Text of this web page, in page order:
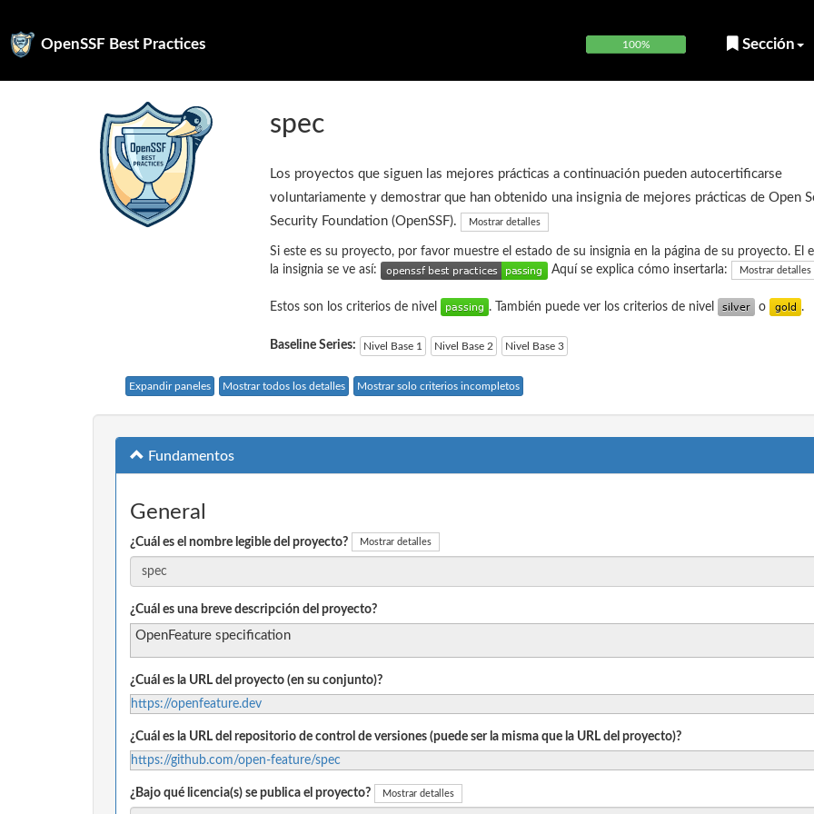
OpenSSF Best Practices 100% Sección
spec
Los proyectos que siguen las mejores prácticas a continuación pueden autocertificarse
voluntariamente y demostrar que han obtenido una insignia de mejores prácticas de Open
Security Foundation (OpenSSF).
Mostrar detalles
Si este es su proyecto, por favor muestre el estado de su insignia en la página de su proyecto. El
la insignia se ve así:
Aquí se explica cómo insertarla: Mostrar detalles
Estos son los criterios de nivel . También puede ver los criterios de nivel o .
Baseline Series: Nivel Base 1 Nivel Base 2 Nivel Base 3
Expandir paneles Mostrar todos los detalles Mostrar solo criterios incompletos
Fundamentos
General
¿Cuál es el nombre legible del proyecto? Mostrar detalles
¿Cuál es una breve descripción del proyecto?
OpenFeature specification
¿Cuál es la URL del proyecto (en su conjunto)?
https://openfeature.dev
¿Cuál es la URL del repositorio de control de versiones (puede ser la misma que la URL del proyecto)?
https://github.com/open-feature/spec
¿Bajo qué licencia(s) se publica el proyecto? Mostrar detalles